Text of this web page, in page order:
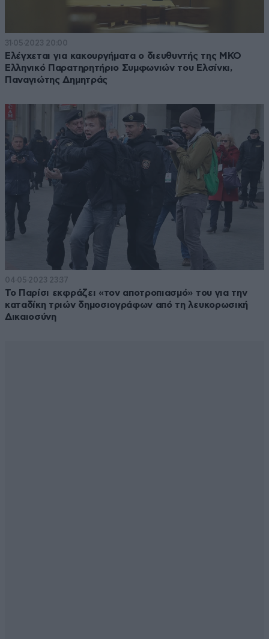
31·05·2023 20:00
Ελέγχεται για κακουργήματα ο διευθυντής της ΜΚΟ
Ελληνικό Παρατηρητήριο Συμφωνιών του Ελσίνκι,
Παναγιώτης Δημητράς
04·05·2023 23:37
Το Παρίσι εκφράζει «τον αποτροπιασμό» του για την
καταδίκη τριών δημοσιογράφων από τη λευκορωσική
Δικαιοσύνη